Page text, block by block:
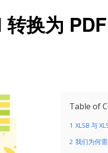
换为 PDF
Table of
1 XLSB 与
2 我们为何